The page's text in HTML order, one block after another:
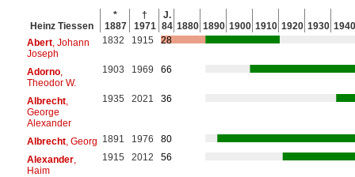
Heinz Tiessen
*
1887
†
1971
J.
84 1880 1890 1900 1910 1920 1930 1940
Abert, Johann
Joseph
1832 1915 28
Adorno,
Theodor W.
1903 1969 66
Albrecht,
George
Alexander
1935 2021 36
Albrecht, Georg 1891 1976
80
Alexander,
Haim
1915 2012 56